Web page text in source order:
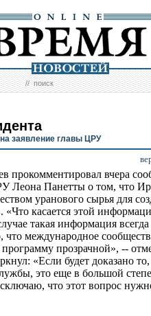
//поиск
заявление главы ЦРУ
прокомментировал вчера
Леона Панетты о том, что
уранового сырья для
«Что касается этой
такая информация всегда
что международное
прозрачной», --
«Если будет доказано
это еще в большой
что этот вопрос